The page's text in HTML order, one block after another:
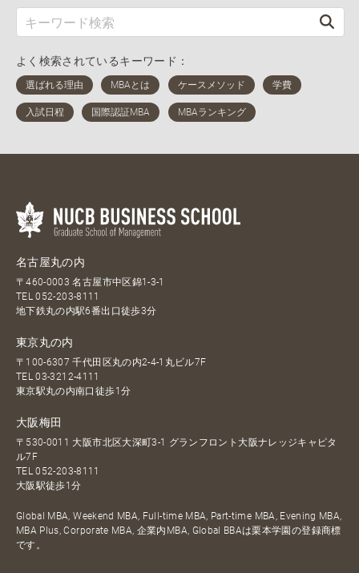
よく検索されているキーワード：
名古屋丸の内
〒460-0003 名古屋市中区錦1-3-1
TEL052-203-8111
地下鉄丸の内駅6番出口徒歩3分
東京丸の内
〒100-6307 千代田区丸の内2-4-1丸ビル7F
TEL03-3212-4111
東京駅丸の内南口徒歩1分
大阪梅田
〒530-0011 大阪市北区大深町3-1 グランフロント大阪ナレッジキャピタ
ル7F
TEL052-203-8111
大阪駅徒歩1分
Global MBA, Weekend MBA, Full-time MBA, Part-time MBA, Evening MBA,
MBA Plus, Corporate MBA, 企業内MBA, Global BBAは栗本学園の登録商標
です。